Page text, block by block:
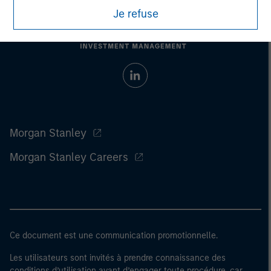
Je refuse
Morgan Stanley
Morgan Stanley Careers
Ce document est une communication promotionnelle.
Les utilisateurs sont invités à prendre connaissance des